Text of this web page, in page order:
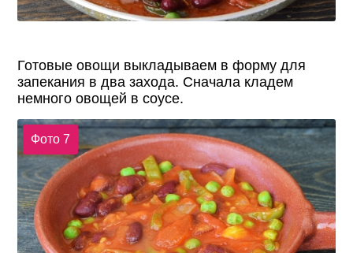
Готовые овощи выкладываем в форму для
запекания в два захода. Сначала кладем
немного овощей в соусе.
Фото 7